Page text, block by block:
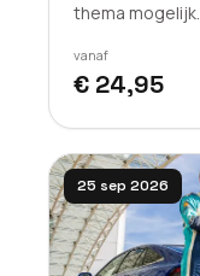
thema mogelijk.
vanaf
€ 24,95
25 sep 2026